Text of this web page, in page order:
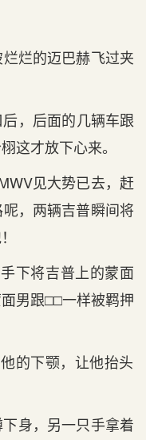
烂的迈巴赫飞过夹
，后‌面的几辆车跟
这才‌放下心‌来。
见大势已去，赶
，两辆吉普瞬间将
下将吉普上的蒙面
男跟□□一样被羁押
的下颚，让他抬头‌
身，另一只‌手拿着